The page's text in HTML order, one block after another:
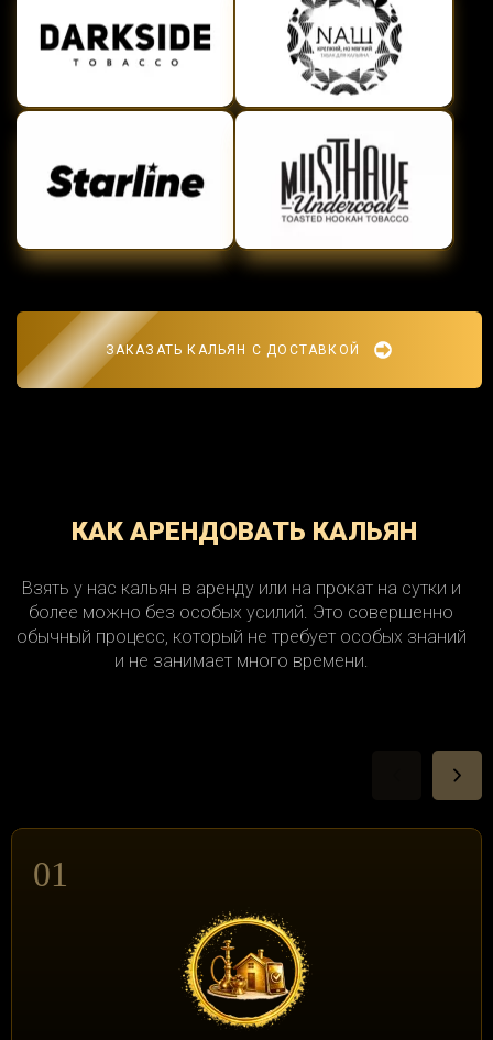
ЗАКАЗАТЬ КАЛЬЯН С ДОСТАВКОЙ
КАК АРЕНДОВАТЬ КАЛЬЯН
Взять у нас кальян в аренду или на прокат на сутки и
более можно без особых усилий. Это совершенно
обычный процесс, который не требует особых знаний
и не занимает много времени.
01